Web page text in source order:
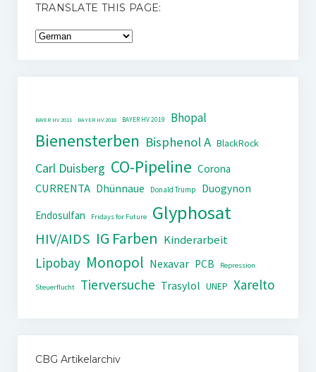
TRANSLATE THIS PAGE:
BAYER HV 2011 BAYER HV 2018 BAYER HV 2019 Bhopal
Bienensterben Bisphenol A BlackRock
Carl Duisberg CO-Pipeline Corona
CURRENTA Dhünnaue Donald Trump
Duogynon
Endosulfan
Fridays for Future Glyphosat
HIV/AIDS IG Farben Kinderarbeit
Lipobay Monopol Nexavar PCB Repression
Steuerflucht Tierversuche Trasylol UNEP Xarelto
CBG Artikelarchiv